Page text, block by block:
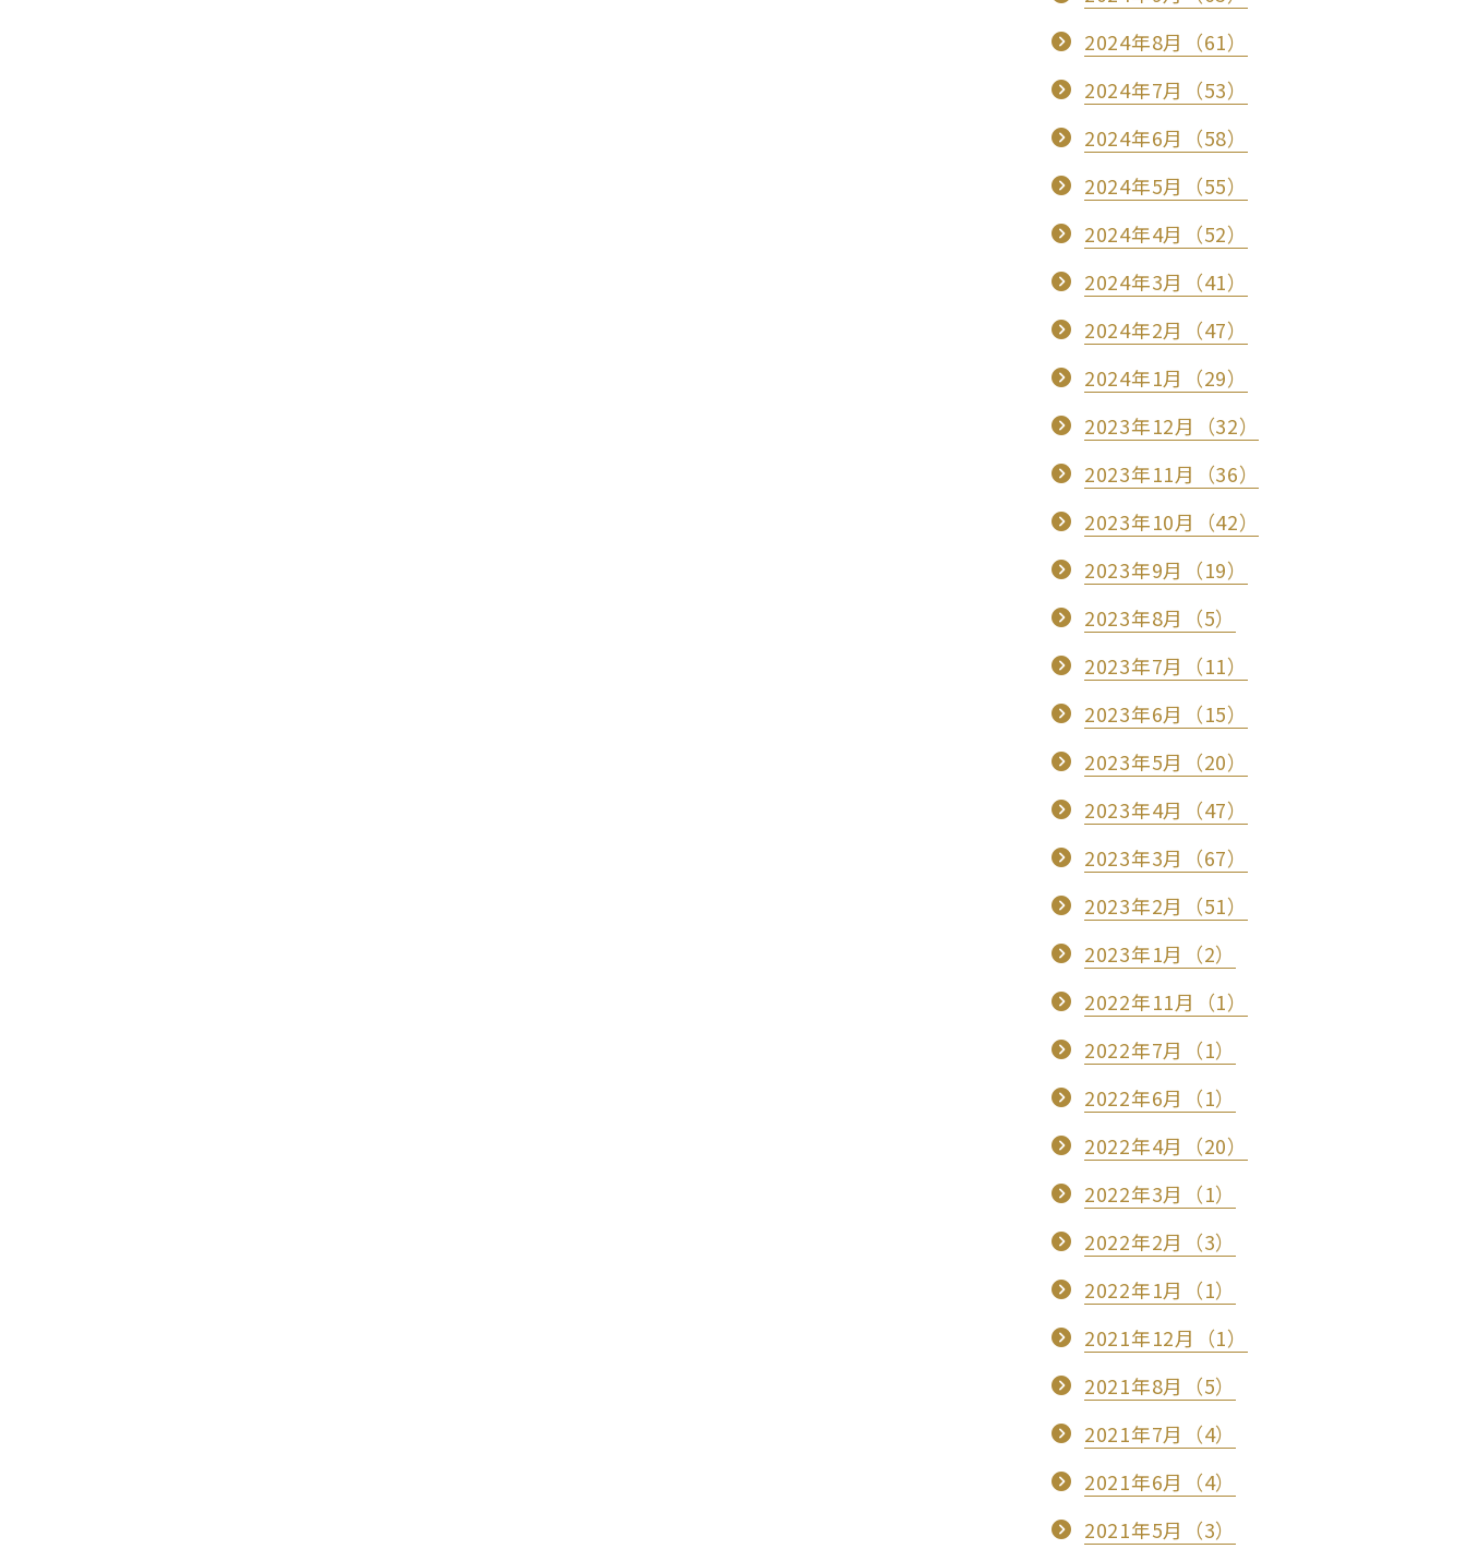
2024年8月（61）
2024年7月（53）
2024年6月（58）
2024年5月（55）
2024年4月（52）
2024年3月（41）
2024年2月（47）
2024年1月（29）
2023年12月（32）
2023年11月（36）
2023年10月（42）
2023年9月（19）
2023年8月（5）
2023年7月（11）
2023年6月（15）
2023年5月（20）
2023年4月（47）
2023年3月（67）
2023年2月（51）
2023年1月（2）
2022年11月（1）
2022年7月（1）
2022年6月（1）
2022年4月（20）
2022年3月（1）
2022年2月（3）
2022年1月（1）
2021年12月（1）
2021年8月（5）
2021年7月（4）
2021年6月（4）
2021年5月（3）